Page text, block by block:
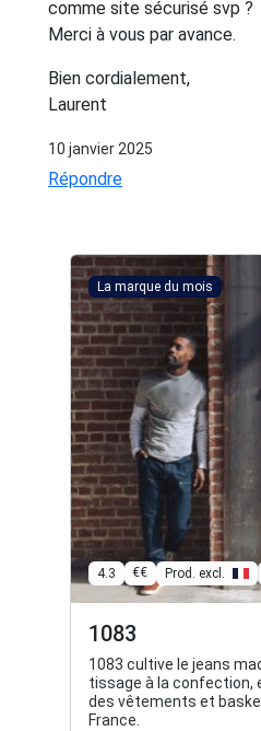
comme site sécurisé svp ?
Merci à vous par avance.
Bien cordialement,
Laurent
10 janvier 2025
Répondre
La marque du mois
4.3 €€ Prod. excl.
1083
1083 cultive le jeans
tissage à la confection,
des vêtements et
France.